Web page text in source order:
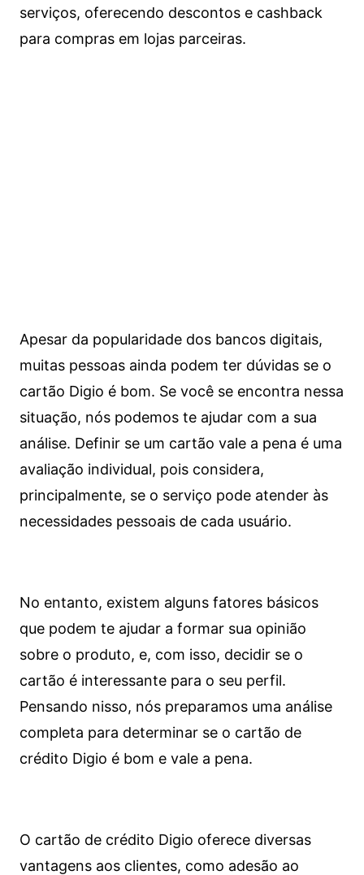
serviços, oferecendo descontos e cashback
para compras em lojas parceiras.
Apesar da popularidade dos bancos digitais,
muitas pessoas ainda podem ter dúvidas se o
cartão Digio é bom. Se você se encontra nessa
situação, nós podemos te ajudar com a sua
análise. Definir se um cartão vale a pena é uma
avaliação individual, pois considera,
principalmente, se o serviço pode atender às
necessidades pessoais de cada usuário.
No entanto, existem alguns fatores básicos
que podem te ajudar a formar sua opinião
sobre o produto, e, com isso, decidir se o
cartão é interessante para o seu perfil.
Pensando nisso, nós preparamos uma análise
completa para determinar se o cartão de
crédito Digio é bom e vale a pena.
O cartão de crédito Digio oferece diversas
vantagens aos clientes, como adesão ao